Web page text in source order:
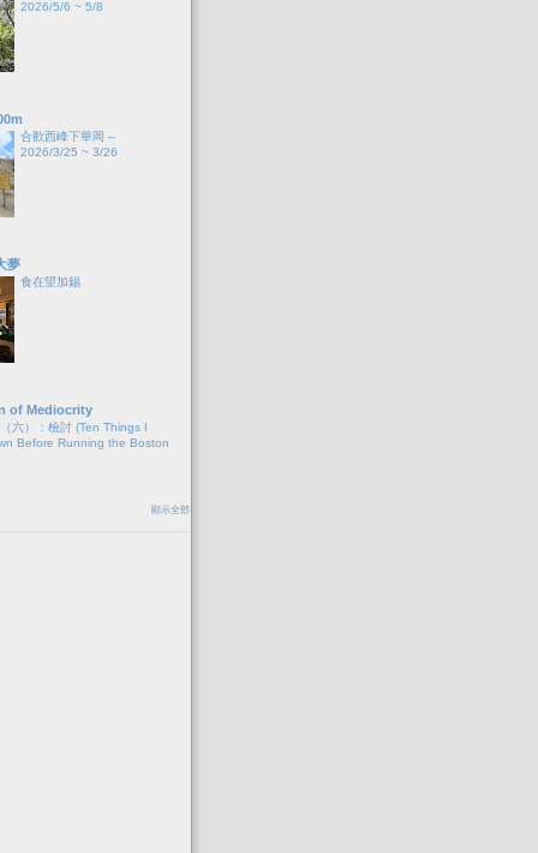
2026/5/6 ~ 5/8
合歡西峰下華岡 --
2026/3/25 ~ 3/26
夢
食在望加錫
of Mediocrity
六）：檢討 (Ten Things I
Before Running the Boston
顯示全部